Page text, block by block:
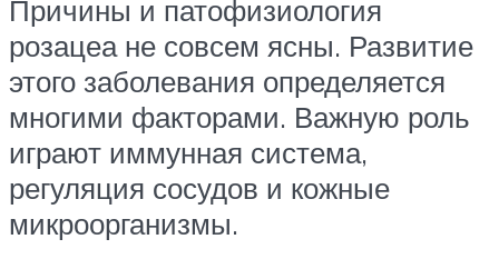
Причины и патофизиология
розацеа не совсем ясны. Развитие
этого заболевания определяется
многими факторами. Важную роль
играют иммунная система,
регуляция сосудов и кожные
микроорганизмы.